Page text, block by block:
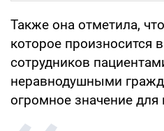
Также она отметила,
которое произносится
сотрудников
неравнодушными
огромное значение для